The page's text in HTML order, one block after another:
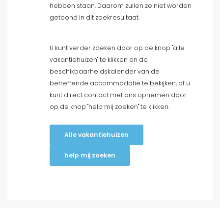
Halfpension
Populaire diensten
hebben staan. Daarom zullen ze niet worden
getoond in dit zoekresultaat.
U kunt verder zoeken door op de knop "alle
vakantiehuizen" te klikken en de
beschikbaarheidskalender van de
betreffende accommodatie te bekijken, of u
kunt direct contact met ons opnemen door
op de knop "help mij zoeken" te klikken.
Alle vakantiehuizen
help mij zoeken